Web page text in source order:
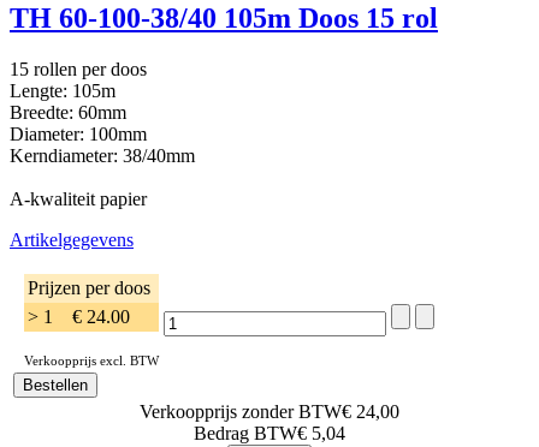
TH 60-100-38/40 105m Doos 15 rol
15 rollen per doos
Lengte: 105m
Breedte: 60mm
Diameter: 100mm
Kerndiameter: 38/40mm
A-kwaliteit papier
Artikelgegevens
Prijzen per doos
> 1
€ 24.00
Verkoopprijs excl. BTW
Verkoopprijs zonder BTW€ 24,00
Bedrag BTW€ 5,04